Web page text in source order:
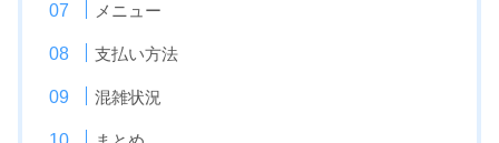
メニュー
支払い方法
混雑状況